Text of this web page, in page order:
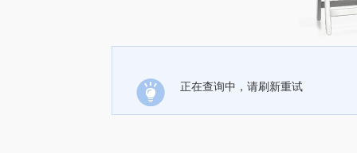
正在查询中，请刷新重试